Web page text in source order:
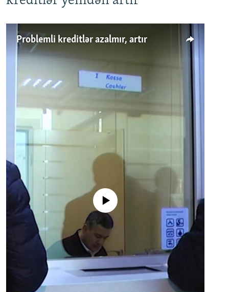
Problemli kreditlər azalmır, artır
No media source currently available